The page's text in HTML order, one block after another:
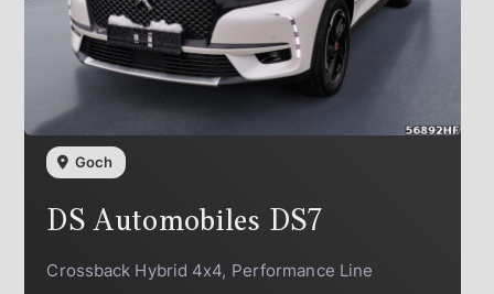
Goch
DS Automobiles DS7
Crossback Hybrid 4x4, Performance Line